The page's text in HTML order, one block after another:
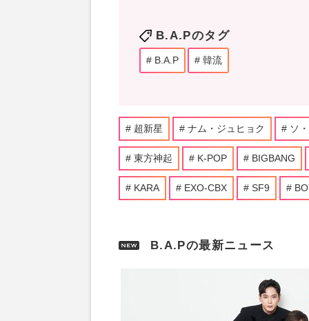
B.A.Pのタグ
B.A.P 韓流
超新星 ナム・ジュヒョク ソ
東方神起 K-POP BIGBANG
KARA EXO-CBX SF9
B.A.Pの最新ニュース